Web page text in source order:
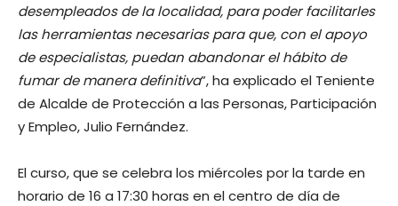
desempleados de la localidad, para poder facilitarles
las herramientas necesarias para que, con el apoyo
de especialistas, puedan abandonar el hábito de
fumar de manera definitiva”, ha explicado el Teniente
de Alcalde de Protección a las Personas, Participación
y Empleo, Julio Fernández.
El curso, que se celebra los miércoles por la tarde en
horario de 16 a 17:30 horas en el centro de día de